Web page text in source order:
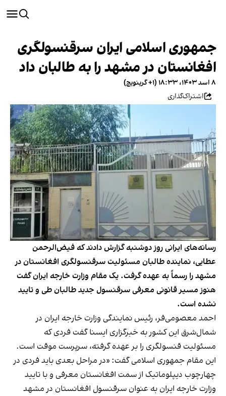
جمهوری اسلامی ایران سرقنسولگری
افغانستان در مشهد را به طالبان داد
۸ اسد ۱۴۰۳، ۱۸:۳۳ (‎+۱ گرینویچ)
اشتراک‌گذاری
رسانه‌های ایرانی روز دوشنبه گزارش دادند که فیض‌الرحمن
عطایی، نماینده طالبان مسئولیت سرقنسولگری افغانستان در
مشهد را رسماً به عهده گرفت. یک مقام وزارت خارجه ایران گفت
هنوز مسیر قانونی معرفی سرقنسول جدید طالبان طی و تایید
نشده است.
احمد معصومی‌فر، رئیس نمایندگی وزارت خارجه ایران در
شمال‌شرق این کشور به خبرگزاری ایسنا گفت فردی که
مسئولیت قنسولگری را بر عهده گرفته، سرپرست موقت است.
این مقام جمهوری اسلامی گفت: «در مراحل بعدی باید فردی در
چهارچوب‌ دیپلوماتیک از سمت افغانستان معرفی و با تایید
وزارت خارجه ایران به عنوان سرقنسول افغانستان در مشهد